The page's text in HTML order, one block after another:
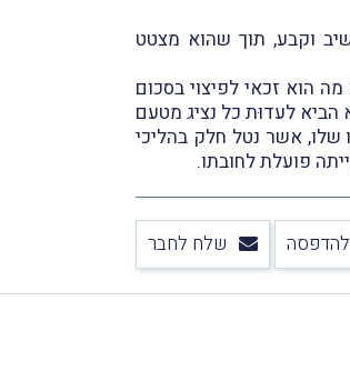
וקבע, תוך שהוא מצטט
הוא זכאי לפיצוי בסכום
לעדוּת כל נציג מטעם
אשר נטל חלק בהליכי
פועלת לחובתו.
שלח לחבר